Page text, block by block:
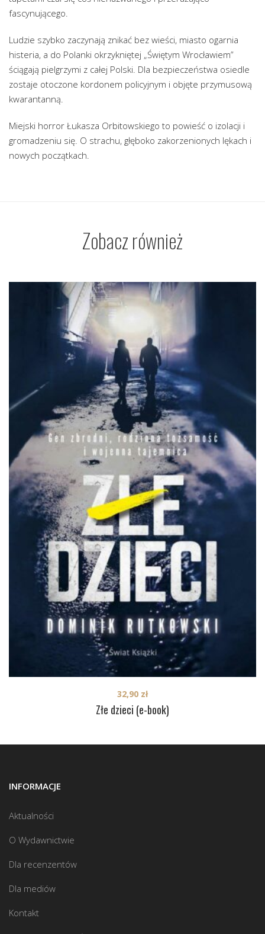
fascynującego.
Ludzie szybko zaczynają znikać bez wieści, miasto ogarnia
histeria, a do Polanki okrzykniętej „Świętym Wrocławiem”
ściągają pielgrzymi z całej Polski. Dla bezpieczeństwa osiedle
zostaje otoczone kordonem policyjnym i objęte przymusową
kwarantanną.
Miejski horror Łukasza Orbitowskiego to powieść o izolacji i
gromadzeniu się. O strachu, głęboko zakorzenionych lękach i
nowych początkach.
Zobacz również
Złe dzieci (e-book)
32,90 zł
INFORMACJE
Aktualności
O Wydawnictwie
Dla recenzentów
Dla mediów
Kontakt